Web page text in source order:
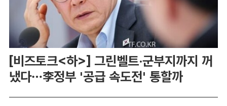
[비즈토크<하>] 그린벨트·군부지까지 꺼
냈다…李정부 '공급 속도전' 통할까